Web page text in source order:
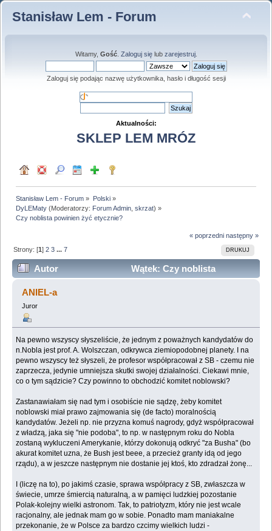
Stanisław Lem - Forum
Witamy, Gość. Zaloguj sięlub zarejestruj.
Zaloguj się podając nazwę użytkownika, hasło i długość sesji
Aktualności:
SKLEP LEM MRÓZ
Stanisław Lem - Forum » Polski»
DyLEMaty (Moderatorzy: Forum Admin ,skrzat) »
Czy noblista powinien żyć etycznie?
« poprzedni następny »
DRUKUJ
Strony: [1]2 3 ...7
Autor
Wątek: Czy noblista
powinien żyć etycznie? (Przeczytany 172853 razy)
ANIEL-a
Juror
Na pewno wszyscy słyszeliście, że jednym z poważnych kandydatów do
n.Nobla jest prof. A. Wolszczan, odkrywca ziemiopodobnej planety. I na
pewno wszyscy też słyszeli, że profesor współpracował z SB - czemu nie
zaprzecza, jedynie umniejsza skutki swojej działalności. Ciekawi mnie,
co o tym sądzicie? Czy powinno to obchodzić komitet noblowski?
Zastanawiałam się nad tym i osobiście nie sądzę, żeby komitet
noblowski miał prawo zajmowania się (de facto) moralnością
kandydatów. Jeżeli np. nie przyzna komuś nagrody, gdyż współpracował
z władzą, jaka się "nie podoba", to np. w następnym roku do Nobla
zostaną wykluczeni Amerykanie, którzy dokonują odkryć "za Busha" (bo
akurat komitet uzna, że Bush jest beee, a przecież granty idą od jego
rządu), a w jeszcze następnym nie dostanie jej ktoś, kto zdradzał żonę...
I (liczę na to), po jakimś czasie, sprawa współpracy z SB, zwłaszcza w
świecie, umrze śmiercią naturalną, a w pamięci ludzkiej pozostanie
Polak-kolejny wielki astronom. Tak, to patriotyzm, który nie jest wcale
racjonalny, ale jednak mam go w sobie. Ponadto mam maniakalne
przekonanie, że w Polsce za bardzo czcimy wielkich ludzi -